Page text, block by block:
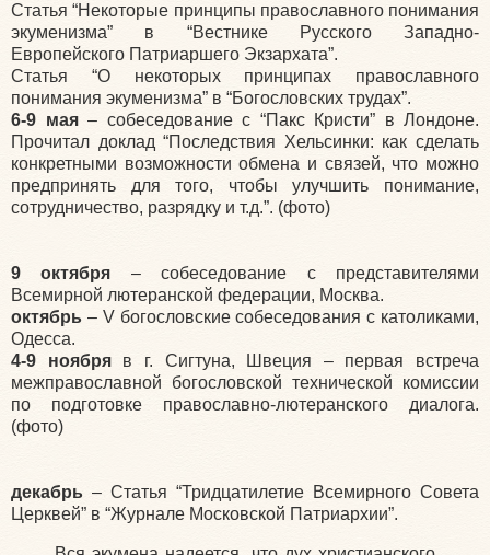
Статья “Некоторые принципы православного понимания
экуменизма” в “Вестнике Русского Западно-
Европейского Патриаршего Экзархата”.
Статья “О некоторых принципах православного
понимания экуменизма” в “Богословских трудах”.
6-9 мая– собеседование с “Пакс Кристи” в Лондоне.
Прочитал доклад “Последствия Хельсинки: как сделать
конкретными возможности обмена и связей, что можно
предпринять для того, чтобы улучшить понимание,
сотрудничество, разрядку и т.д.”. (фото)
9 октября – собеседование с представителями
Всемирной лютеранской федерации, Москва.
октябрь – V богословские собеседования с католиками,
Одесса.
4-9 ноябряв г. Сигтуна, Швеция – первая встреча
межправославной богословской технической комиссии
по подготовке православно-лютеранского диалога.
(фото)
декабрь – Статья “Тридцатилетие Всемирного Совета
Церквей” в “Журнале Московской Патриархии”.